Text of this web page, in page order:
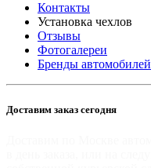
Контакты
Установка чехлов
Отзывы
Фотогалереи
Бренды автомобилей
Доставим заказ сегодня